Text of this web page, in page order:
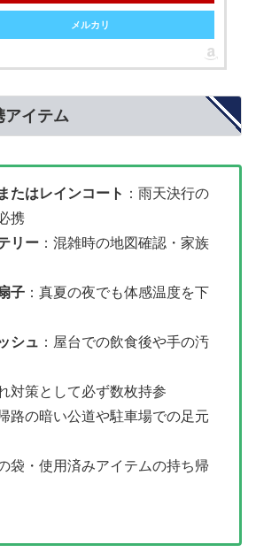
メルカリ
イテム
たはレインコート ：雨天決行の
携
リー ：混雑時の地図確認・家族
子 ：真夏の夜でも体感温度を下
シュ ：屋台での飲食後や手の汚
対策として必ず数枚持参
路の暗い公道や駐車場での足元
袋・使用済みアイテムの持ち帰